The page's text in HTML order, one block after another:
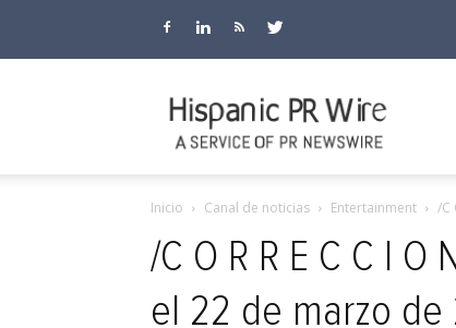
Inicio Canal de noticias Entertainment /C
/C O R R E C C I
el 22 de marzo de